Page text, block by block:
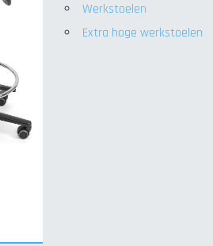
Werkstoelen
Extra hoge werkstoelen